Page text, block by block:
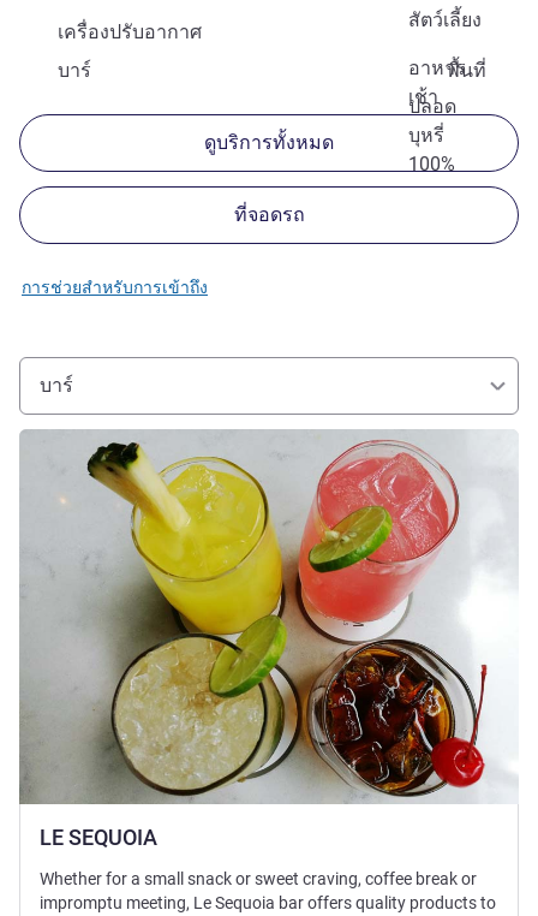
สัตว์เลี้ยง
เครื่องปรับอากาศ
อาหาร
เช้า
บาร์
พื้นที่
ปลอด
บุหรี่
100%
ดูบริการทั้งหมด
ที่จอดรถ
การช่วยสำหรับการเข้าถึง
บาร์
LE SEQUOIA
ดูรายละเอียด
Whether for a small snack or sweet craving, coffee break or
impromptu meeting, Le Sequoia bar offers quality products to